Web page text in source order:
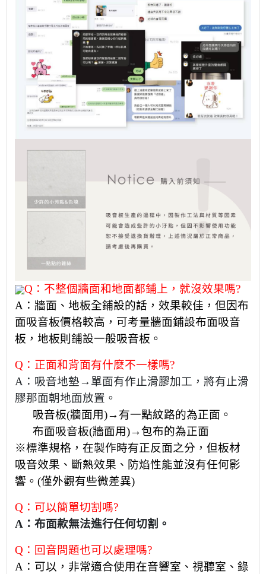
Q：不整個牆面和地面都鋪上，就沒效果嗎?
A：牆面、地板全鋪設的話，效果較佳，但因布
面吸音板價格較高，可考量牆面鋪設布面吸音
板，地板則鋪設一般吸音板。
Q：正面和背面有什麼不一樣嗎?
A：吸音地墊→單面有作止滑膠加工，將有止滑
膠那面朝地面放置。
吸音板(牆面用)→有一點紋路的為正面。
布面吸音板(牆面用)→包布的為正面
※標準規格，在製作時有正反面之分，但板材
吸音效果、斷熱效果、防焰性能並沒有任何影
響。(僅外觀有些微差異)
Q：可以簡單切割嗎?
A：布面款無法進行任何切割。
Q：回音問題也可以處理嗎?
A：可以，非常適合使用在音響室、視聽室、錄